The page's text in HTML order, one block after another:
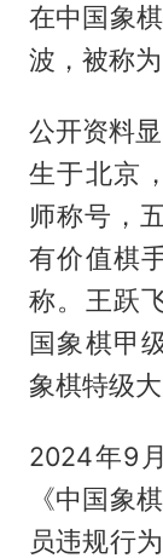
在中国象
波，被称为
公开资料
生于北京
师称号，
有价值棋
称。王跃
国象棋甲
象棋特级大
2024年9
《中国象
员违规行